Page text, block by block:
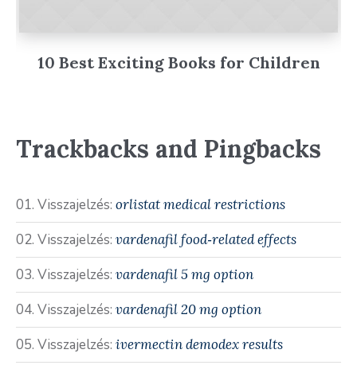
10 Best Exciting Books for Children
Trackbacks and Pingbacks
Visszajelzés: orlistat medical restrictions
Visszajelzés: vardenafil food‑related effects
Visszajelzés: vardenafil 5 mg option
Visszajelzés: vardenafil 20 mg option
Visszajelzés: ivermectin demodex results